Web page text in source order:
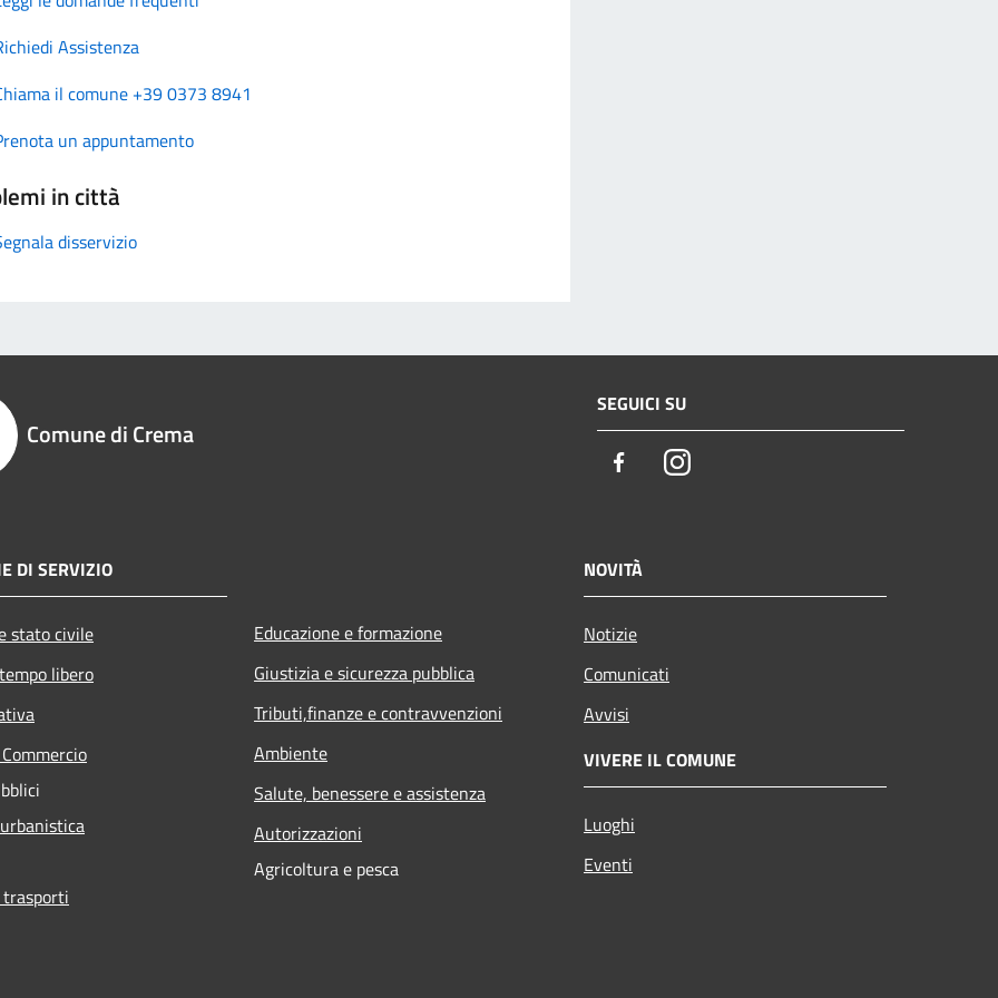
Assistenza
il comune +39 0373 8941
un appuntamento
in città
disservizio
Comune di Crema
SEGUICI SU
FacebookInstagram
DI SERVIZIO
stato civile
libero
Educazione e formazione
Giustizia e sicurezza pubblica
Tributi,finanze e contravvenzioni
Ambiente
Salute, benessere e assistenza
Autorizzazioni
Agricoltura e pesca
NOVITÀ
Notizie
Comunicati
Avvisi
VIVERE IL COMUNE
Luoghi
Eventi